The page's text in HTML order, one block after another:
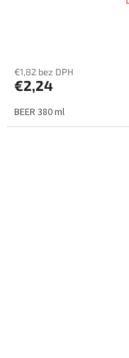
€1,82 bez DPH
€2,24
BEER 380 ml